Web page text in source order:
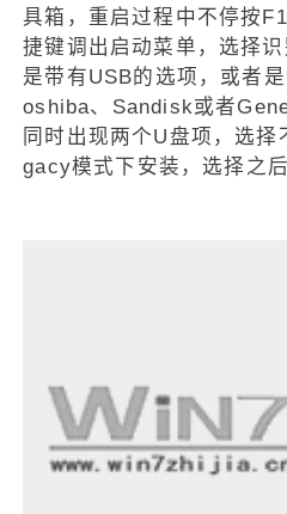
具箱，重启过程中不停按
捷键调出启动菜单，选择
是带有USB的选项，或者
oshiba、Sandisk或者
同时出现两个U盘项，选
gacy模式下安装，选择之后